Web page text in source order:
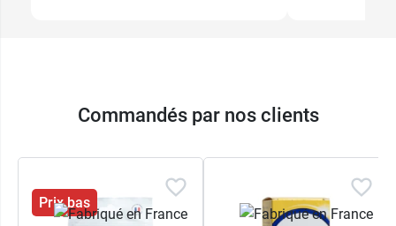
Commandés par nos clients
Prix bas